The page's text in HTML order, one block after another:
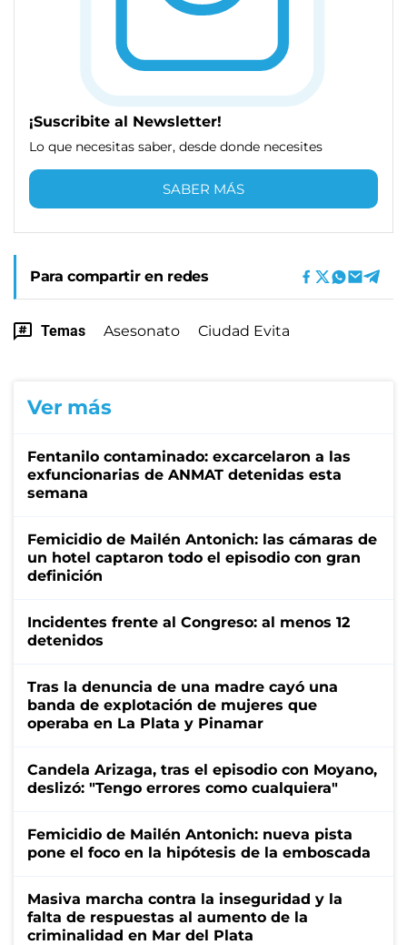
¡Suscribite al Newsletter!
Lo que necesitas saber, desde donde necesites
SABER MÁS
Para compartir en redes
Temas Asesonato Ciudad Evita
Ver más
Fentanilo contaminado: excarcelaron a las
exfuncionarias de ANMAT detenidas esta
semana
Femicidio de Mailén Antonich: las cámaras de
un hotel captaron todo el episodio con gran
definición
Incidentes frente al Congreso: al menos 12
detenidos
Tras la denuncia de una madre cayó una
banda de explotación de mujeres que
operaba en La Plata y Pinamar
Candela Arizaga, tras el episodio con Moyano,
deslizó: "Tengo errores como cualquiera"
Femicidio de Mailén Antonich: nueva pista
pone el foco en la hipótesis de la emboscada
Masiva marcha contra la inseguridad y la
falta de respuestas al aumento de la
criminalidad en Mar del Plata